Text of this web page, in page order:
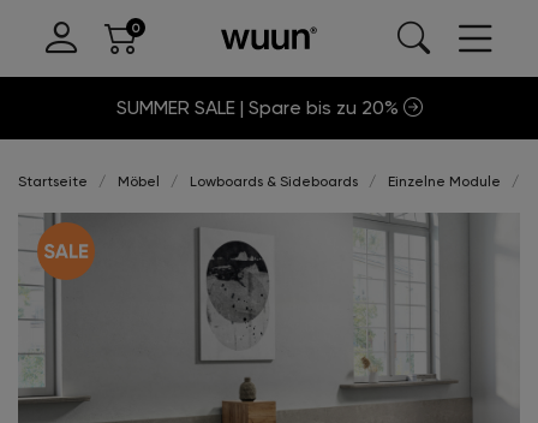
SUMMER SALE | Spare bis zu 20%
Startseite Möbel Lowboards & Sideboards Einzelne Module